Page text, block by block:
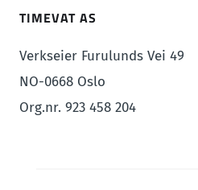
TIMEVAT AS
Verkseier Furulunds Vei 49
NO-0668 Oslo
Org.nr. 923 458 204